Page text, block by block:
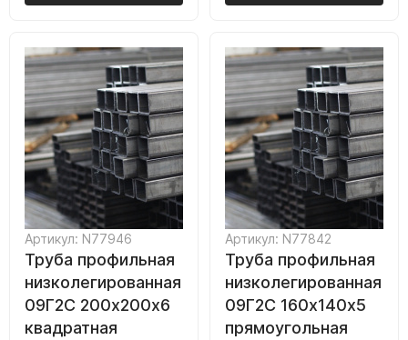
Артикул: N77946
Труба профильная
низколегированная
09Г2С 200х200х6
квадратная
Артикул: N77842
Труба профильная
низколегированная
09Г2С 160х140х5
прямоугольная